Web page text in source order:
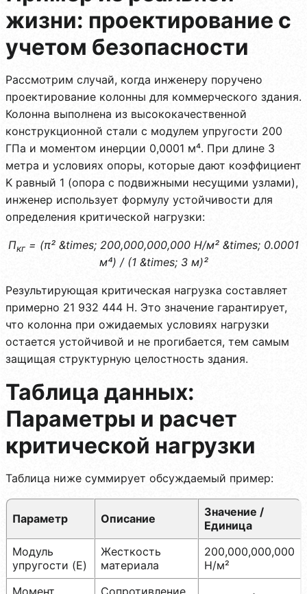
жизни: проектирование с
учетом безопасности
Рассмотрим случай, когда инженеру поручено
проектирование колонны для коммерческого здания.
Колонна выполнена из высококачественной
конструкционной стали с модулем упругости 200
ГПа и моментом инерции 0,0001 м⁴. При длине 3
метра и условиях опоры, которые дают коэффициент
K равный 1 (опора с подвижными несущими узлами),
инженер использует формулу устойчивости для
определения критической нагрузки:
Пкг = (π² &times; 200,000,000,000 Н/м² &times; 0.0001
м⁴) / (1 &times; 3 м)²
Результирующая критическая нагрузка составляет
примерно 21 932 444 Н. Это значение гарантирует,
что колонна при ожидаемых условиях нагрузки
остается устойчивой и не прогибается, тем самым
защищая структурную целостность здания.
Таблица данных:
Параметры и расчет
критической нагрузки
Таблица ниже суммирует обсуждаемый пример:
Параметр Описание
Значение /
Единица
Модуль
упругости (E)
Жесткость
материала
200,000,000,000
Н/м²